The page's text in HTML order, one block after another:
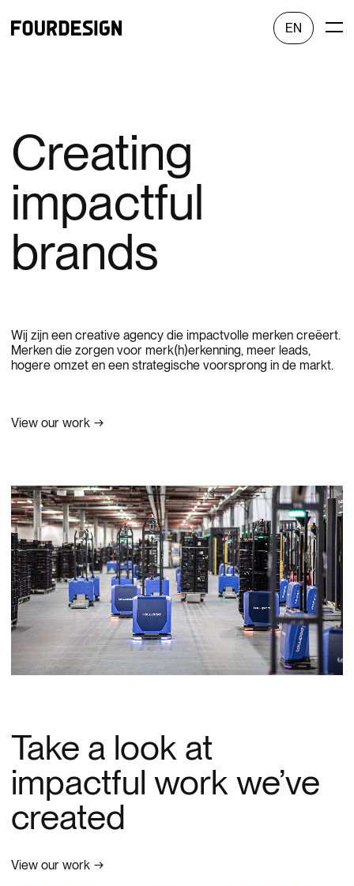
Creating
impactful
brands
Wij zijn een creative agency die impactvolle merken creëert.
Merken die zorgen voor merk(h)erkenning, meer leads,
hogere omzet en een strategische voorsprong in de markt.
View our work
Take a look at
impactful work we’ve
created
View our work
EN